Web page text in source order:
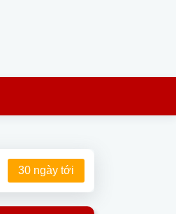
30 ngày tới